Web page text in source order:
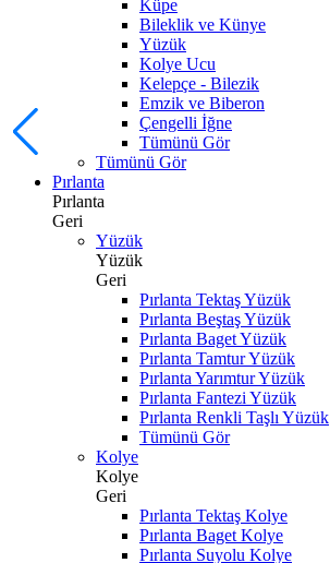
Küpe
Bileklik ve Künye
Yüzük
Kolye Ucu
Kelepçe - Bilezik
Emzik ve Biberon
Çengelli İğne
Tümünü Gör
Tümünü Gör
Pırlanta
Pırlanta
Geri
Yüzük
Yüzük
Geri
Pırlanta Tektaş Yüzük
Pırlanta Beştaş Yüzük
Pırlanta Baget Yüzük
Pırlanta Tamtur Yüzük
Pırlanta Yarımtur Yüzük
Pırlanta Fantezi Yüzük
Pırlanta Renkli Taşlı Yüzük
Tümünü Gör
Kolye
Kolye
Geri
Pırlanta Tektaş Kolye
Pırlanta Baget Kolye
Pırlanta Suyolu Kolye